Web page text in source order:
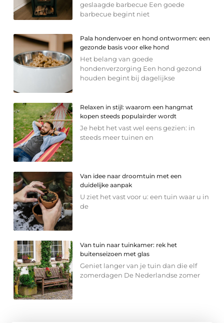
geslaagde barbecue Een goede
barbecue begint niet
Pala hondenvoer en hond ontwormen: een
gezonde basis voor elke hond
Het belang van goede
hondenverzorging Een hond gezond
houden begint bij dagelijkse
Relaxen in stijl: waarom een hangmat
kopen steeds populairder wordt
Je hebt het vast wel eens gezien: in
steeds meer tuinen en
Van idee naar droomtuin met een
duidelijke aanpak
U ziet het vast voor u: een tuin waar u in
de
Van tuin naar tuinkamer: rek het
buitenseizoen met glas
Geniet langer van je tuin dan die elf
zomerdagen De Nederlandse zomer